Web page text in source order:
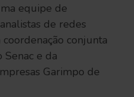
equipe de
de redes
conjunta
Senac e da
Garimpo de